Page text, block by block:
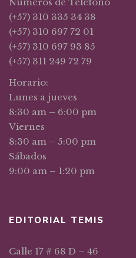
(+57) 310 335 34 38
(+57) 310 697 72 01
(+57) 310 697 93 85
(+57) 311 249 72 79
Horario:
Lunes a jueves
8:30 am – 6:00 pm
Viernes
8:30 am – 5:00 pm
Sábados
9:00 am – 1:20 pm
EDITORIAL TEMIS
Calle 17 # 68 D – 46